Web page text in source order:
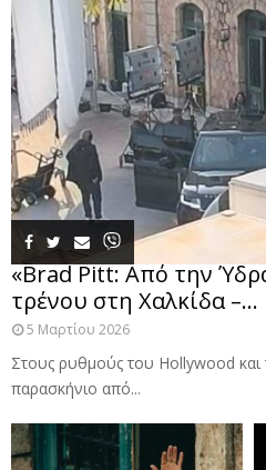
«Brad Pitt: Από την
τρένου στη Χαλκίδα –...
5 Μαρτίου 2026
Στους ρυθμούς του Hollywood
παρασκήνιο από...